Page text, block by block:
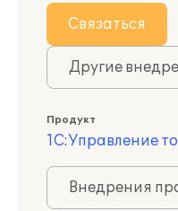
Связаться
Другие
Продукт
1С:Управление
Внедрения